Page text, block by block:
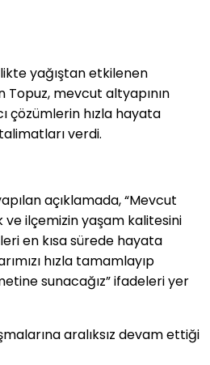
yağıştan etkilenen
Topuz, mevcut altyapının
çözümlerin hızla hayata
verdi.
açıklamada, “Mevcut
ve ilçemizin yaşam kalitesini
en kısa sürede hayata
hızla tamamlayıp
sunacağız” ifadeleri yer
aralıksız devam ettiği